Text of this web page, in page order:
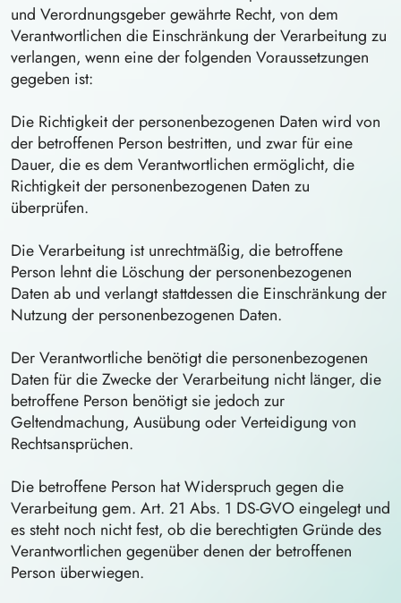
und Verordnungsgeber gewährte Recht, von dem
Verantwortlichen die Einschränkung der Verarbeitung zu
verlangen, wenn eine der folgenden Voraussetzungen
gegeben ist:
Die Richtigkeit der personenbezogenen Daten wird von
der betroffenen Person bestritten, und zwar für eine
Dauer, die es dem Verantwortlichen ermöglicht, die
Richtigkeit der personenbezogenen Daten zu
überprüfen.
Die Verarbeitung ist unrechtmäßig, die betroffene
Person lehnt die Löschung der personenbezogenen
Daten ab und verlangt stattdessen die Einschränkung der
Nutzung der personenbezogenen Daten.
Der Verantwortliche benötigt die personenbezogenen
Daten für die Zwecke der Verarbeitung nicht länger, die
betroffene Person benötigt sie jedoch zur
Geltendmachung, Ausübung oder Verteidigung von
Rechtsansprüchen.
Die betroffene Person hat Widerspruch gegen die
Verarbeitung gem. Art. 21 Abs. 1 DS-GVO eingelegt und
es steht noch nicht fest, ob die berechtigten Gründe des
Verantwortlichen gegenüber denen der betroffenen
Person überwiegen.